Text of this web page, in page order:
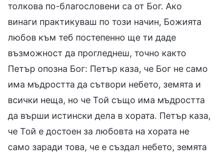
толкова по-благословени са от Бог. Ако
винаги практикуваш по този начин, Божията
любов към теб постепенно ще ти даде
възможност да прогледнеш, точно както
Петър опозна Бог: Петър каза, че Бог не само
има мъдростта да сътвори небето, земята и
всички неща, но че Той също има мъдростта
да върши истински дела в хората. Петър каза,
че Той е достоен за любовта на хората не
само заради това, че е създал небето, земята